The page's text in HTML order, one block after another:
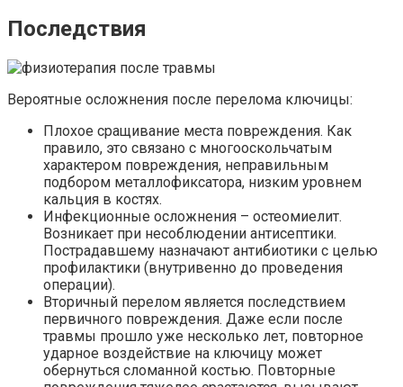
Последствия
Вероятные осложнения после перелома ключицы:
Плохое сращивание места повреждения. Как
правило, это связано с многооскольчатым
характером повреждения, неправильным
подбором металлофиксатора, низким уровнем
кальция в костях.
Инфекционные осложнения – остеомиелит.
Возникает при несоблюдении антисептики.
Пострадавшему назначают антибиотики с целью
профилактики (внутривенно до проведения
операции).
Вторичный перелом является последствием
первичного повреждения. Даже если после
травмы прошло уже несколько лет, повторное
ударное воздействие на ключицу может
обернуться сломанной костью. Повторные